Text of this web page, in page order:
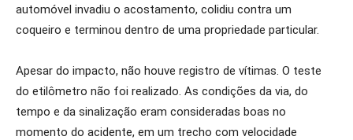
automóvel invadiu o acostamento, colidiu contra um
coqueiro e terminou dentro de uma propriedade particular.
Apesar do impacto, não houve registro de vítimas. O teste
do etilômetro não foi realizado. As condições da via, do
tempo e da sinalização eram consideradas boas no
momento do acidente, em um trecho com velocidade